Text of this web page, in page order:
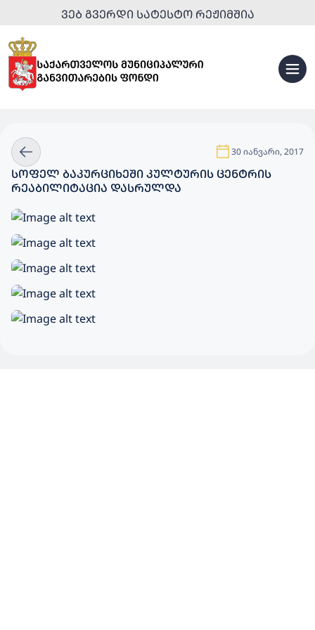
ᲕᲔᲑ ᲒᲕᲔᲠᲓᲘ ᲡᲐᲢᲔᲡᲢᲝ ᲠᲔᲟᲘᲛᲨᲘᲐ
30 იანვარი, 2017
ᲡᲝᲤᲔᲚ ᲑᲐᲙᲣᲠᲪᲘᲮᲔᲨᲘ ᲙᲣᲚᲢᲣᲠᲘᲡ ᲪᲔᲜᲢᲠᲘᲡ
ᲠᲔᲐᲑᲘᲚᲘᲢᲐᲪᲘᲐ ᲓᲐᲡᲠᲣᲚᲓᲐ